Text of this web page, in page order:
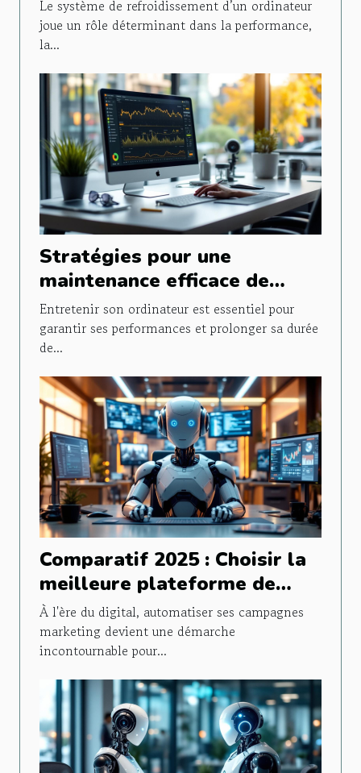
Le système de refroidissement d’un ordinateur
joue un rôle déterminant dans la performance,
la...
Stratégies pour une
maintenance efficace de
votre ordinateur
Entretenir son ordinateur est essentiel pour
garantir ses performances et prolonger sa durée
de...
Comparatif 2025 : Choisir la
meilleure plateforme de
marketing automatisé
À l'ère du digital, automatiser ses campagnes
marketing devient une démarche
incontournable pour...